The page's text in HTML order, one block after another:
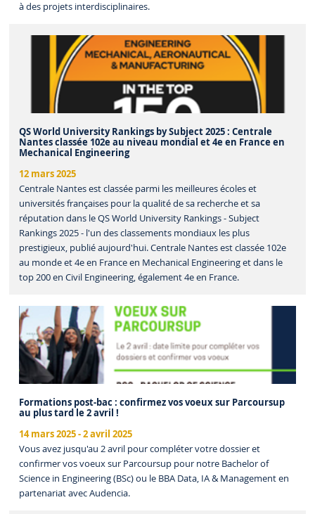
à des projets interdisciplinaires.
QS World University Rankings by Subject 2025 : Centrale
Nantes classée 102e au niveau mondial et 4e en France en
Mechanical Engineering
12 mars 2025
Centrale Nantes est classée parmi les meilleures écoles et
universités françaises pour la qualité de sa recherche et sa
réputation dans le QS World University Rankings - Subject
Rankings 2025 - l'un des classements mondiaux les plus
prestigieux, publié aujourd'hui. Centrale Nantes est classée 102e
au monde et 4e en France en Mechanical Engineering et dans le
top 200 en Civil Engineering, également 4e en France.
Formations post-bac : confirmez vos voeux sur Parcoursup
au plus tard le 2 avril !
14 mars 2025-2 avril 2025
Vous avez jusqu'au 2 avril pour compléter votre dossier et
confirmer vos voeux sur Parcoursup pour notre Bachelor of
Science in Engineering (BSc) ou le BBA Data, IA & Management en
partenariat avec Audencia.